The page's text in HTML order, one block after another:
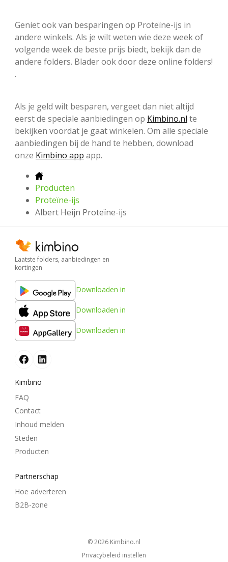
Geniet ook van besparingen op Proteïne-ijs in
andere winkels. Als je wilt weten wie deze week of
volgende week de beste prijs biedt, bekijk dan de
andere folders. Blader ook door deze online folders!
.
Als je geld wilt besparen, vergeet dan niet altijd
eerst de speciale aanbiedingen op Kimbino.nl te
bekijken voordat je gaat winkelen. Om alle speciale
aanbiedingen bij de hand te hebben, download
onze Kimbino app app.
Producten
Proteïne-ijs
Albert Heijn Proteïne-ijs
Laatste folders, aanbiedingen en
kortingen
Downloaden in
Downloaden in
Downloaden in
Kimbino
FAQ
Contact
Inhoud melden
Steden
Producten
Partnerschap
Hoe adverteren
B2B-zone
© 2026
kimbino.nl
Privacybeleid instellen